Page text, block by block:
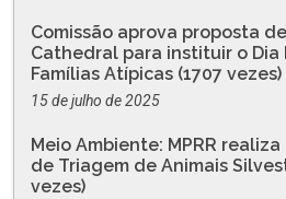
Comissão aprova proposta
Cathedral para instituir o Dia
Famílias Atípicas (1707 vezes)
15 de julho de 2025
Meio Ambiente: MPRR
de Triagem de Animais
vezes)